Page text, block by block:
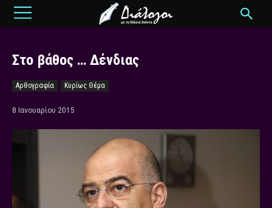
Στο βάθος … Δένδιας
Αρθογραφία Κυρίως Θέμα
8 Ιανουαρίου 2015